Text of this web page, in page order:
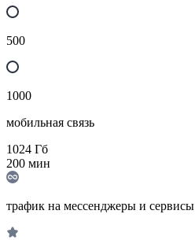
500
1000
мобильная связь
1024 Гб
200 мин
трафик на мессенджеры и сервисы